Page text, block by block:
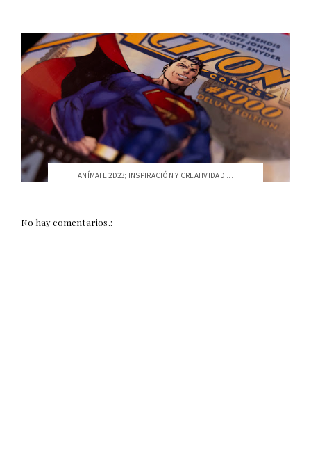
ANÍMATE 2D23; INSPIRACIÓN Y CREATIVIDAD ...
No hay comentarios.: